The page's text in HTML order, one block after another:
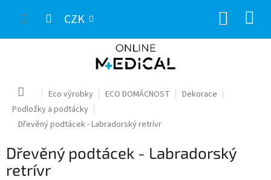
CZK
Domů Eco výrobky ECO DOMÁCNOST
Dekorace
Podložky a podtácky
Dřevěný podtácek - Labradorský retrívr
Dřevěný podtácek - Labradorský
retrívr